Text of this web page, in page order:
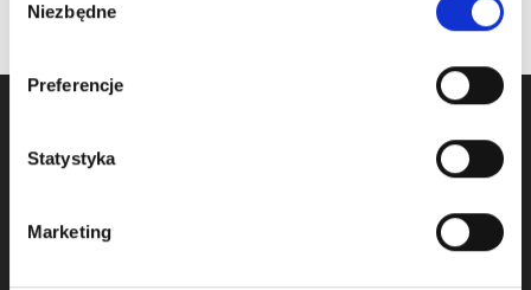
zgody
Niezbędne
Preferencje
Statystyka
Marketing